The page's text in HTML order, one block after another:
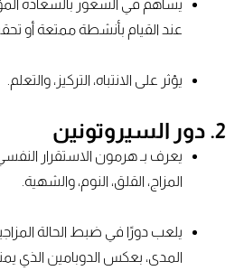
يساهم في الشعور بالسعادة
عند القيام بأنشطة ممتعة أو
يؤثر على الانتباه، التركيز، والتعلم.
2. دور السيروتونين
يعرف بـ هرمون الاستقرار
المزاج، القلق، النوم، والشهية.
يلعب دورًا في ضبط الحالة
المدى، بعكس الدوبامين الذي